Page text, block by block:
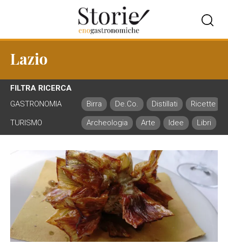
Lazio
FILTRA RICERCA
GASTRONOMIA
Birra De.Co. Distillati Ricette
TURISMO Archeologia Arte Idee Libri